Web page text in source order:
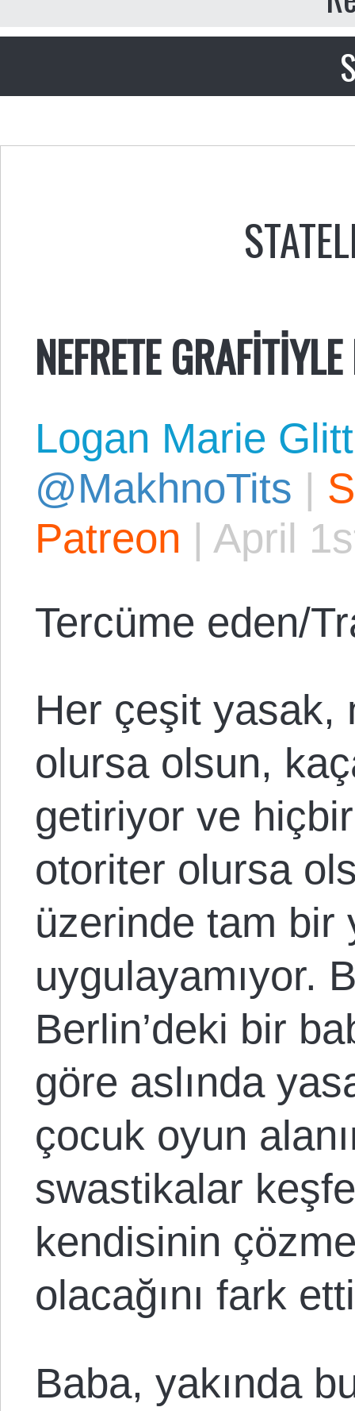
NEFRETE
Logan Marie
@MakhnoTits |
Patreon | April
Tercüme eden/
Her çeşit yasak,
olursa olsun,
getiriyor ve
otoriter olursa
üzerinde tam bir
uygulayamıyor.
Berlin’deki bir
göre aslında
çocuk oyun
swastikalar
kendisinin
olacağını fark
Baba, yakında